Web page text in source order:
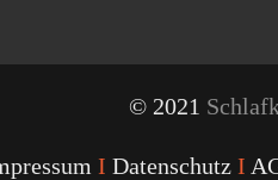
© 2021
I Datenschutz I